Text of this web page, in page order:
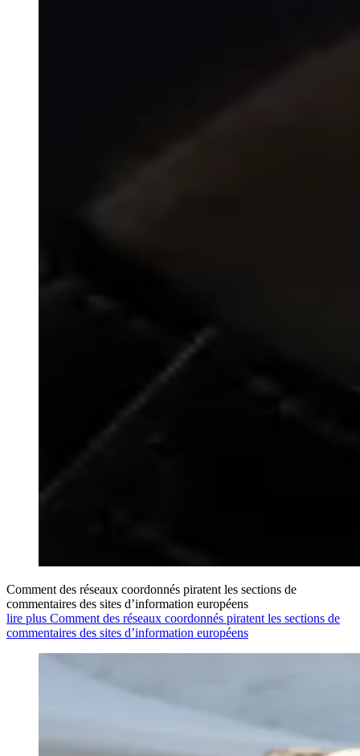
Comment des réseaux coordonnés piratent les sections de
commentaires des sites d’information européens
lire plus Comment des réseaux coordonnés piratent les sections de
commentaires des sites d’information européens